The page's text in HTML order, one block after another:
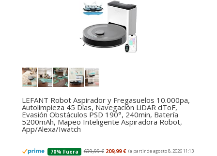
LEFANT Robot Aspirador y Fregasuelos 10.000pa,
Autolimpieza 45 Días, Navegación LiDAR dToF,
Evasión Obstáculos PSD 190°, 240min, Batería
5200mAh, Mapeo Inteligente Aspiradora Robot,
App/Alexa/Iwatch
70% Fuera 699,99 € 209,99 € (a partir de agosto 8, 2026 11:13